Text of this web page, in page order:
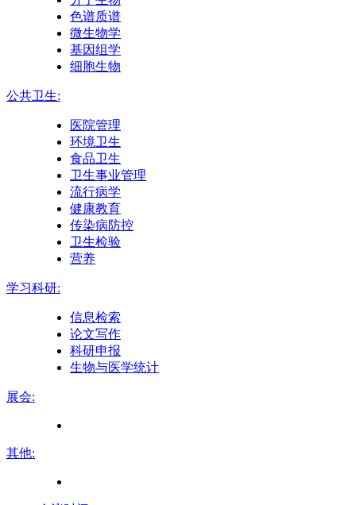
色谱质谱
微生物学
基因组学
细胞生物
公共卫生:
医院管理
环境卫生
食品卫生
卫生事业管理
流行病学
健康教育
传染病防控
卫生检验
营养
学习科研:
信息检索
论文写作
科研申报
生物与医学统计
展会:
其他: